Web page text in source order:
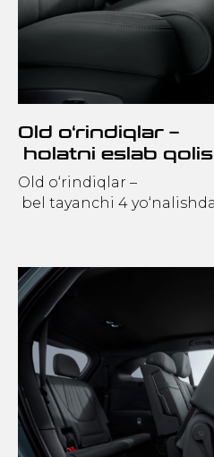
Old o‘rindiqlar –
holatni eslab
Old o‘rindiqlar –
bel tayanchi 4